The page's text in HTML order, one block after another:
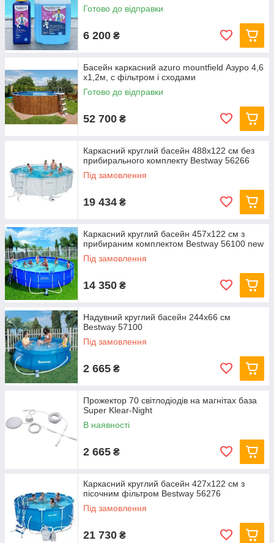
Готово до відправки
6 200 ₴
Басейн каркасний azuro mountfield Азуро 4,6
х1,2м, c фільтром і сходами
Готово до відправки
52 700 ₴
Каркасний круглий басейн 488x122 см без
прибирального комплекту Bestway 56266
Під замовлення
19 434 ₴
Каркасний круглий басейн 457x122 см з
прибираним комплектом Bestway 56100 new
Під замовлення
14 350 ₴
Надувний круглий басейн 244х66 см
Bestway 57100
Під замовлення
2 665 ₴
Прожектор 70 світлодіодів на магнітах база
Super Klear-Night
В наявності
2 665 ₴
Каркасний круглий басейн 427x122 см з
пісочним фільтром Bestway 56276
Під замовлення
21 730 ₴